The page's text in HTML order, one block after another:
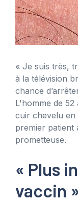
« Je suis très,
à la télévision
chance
L'homme de
cuir chevelu en
premier patient
prometteuse.
« Plus
vaccin »